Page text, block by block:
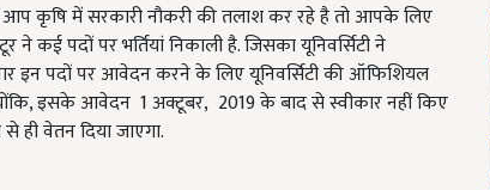
आप कृषि में सरकारी नौकरी की तलाश कर रहे है तो आपके लिए
कई पदों पर भर्तियां निकाली है. जिसका यूनिवर्सिटी ने
इन पदों पर आवेदन करने के लिए यूनिवर्सिटी की ऑफिशियल
इसके आवेदन 1 अक्टूबर, 2019 के बाद से स्वीकार नहीं किए
ही वेतन दिया जाएगा.